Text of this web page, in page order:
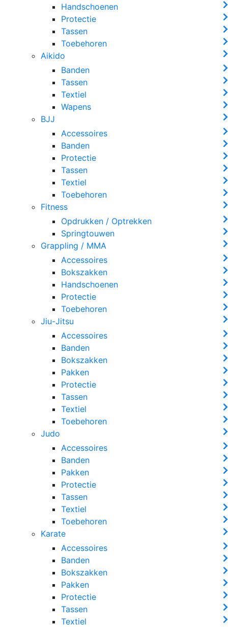
Handschoenen
Protectie
Tassen
Toebehoren
Aikido
Banden
Tassen
Textiel
Wapens
BJJ
Accessoires
Banden
Protectie
Tassen
Textiel
Toebehoren
Fitness
Opdrukken / Optrekken
Springtouwen
Grappling / MMA
Accessoires
Bokszakken
Handschoenen
Protectie
Toebehoren
Jiu-Jitsu
Accessoires
Banden
Bokszakken
Pakken
Protectie
Tassen
Textiel
Toebehoren
Judo
Accessoires
Banden
Pakken
Protectie
Tassen
Textiel
Toebehoren
Karate
Accessoires
Banden
Bokszakken
Pakken
Protectie
Tassen
Textiel